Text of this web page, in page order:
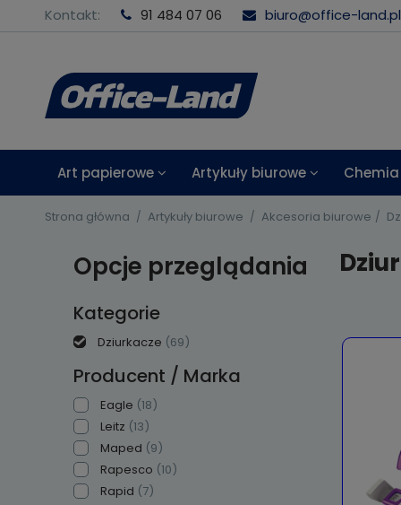
Kontakt: 91 484 07 06 biuro@office-land.pl
Art papierowe Artykuły biurowe
Strona główna Artykuły biurowe Akcesoria biurowe
Opcje przeglądania
Kategorie
Dziurkacze (69)
Producent / Marka
Eagle (18)
Leitz (13)
Maped (9)
Rapesco (10)
Rapid (7)